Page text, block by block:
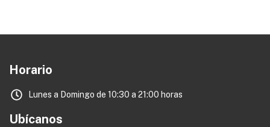
Horario
Lunes a Domingo de 10:30 a 21:00 horas
Ubícanos